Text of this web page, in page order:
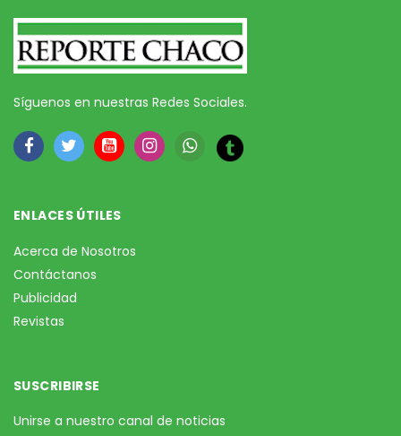
Síguenos en nuestras Redes Sociales.
ENLACES ÚTILES
Acerca de Nosotros
Contáctanos
Publicidad
Revistas
SUSCRIBIRSE
Unirse a nuestro canal de noticias